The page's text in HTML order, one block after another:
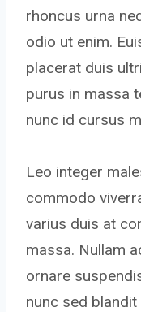
rhoncus urna
odio ut enim.
placerat duis
purus in massa
nunc id cursus
Leo integer
commodo
varius duis at
massa. Nullam
ornare
nunc sed